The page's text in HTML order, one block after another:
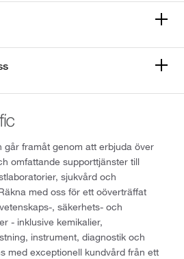
går framåt genom att erbjuda över
omfattande supporttjänster till
sjukvård och
med oss för ett oöverträffat
, säkerhets- och
- inklusive kemikalier,
instrument, diagnostik och
med exceptionell kundvård från ett